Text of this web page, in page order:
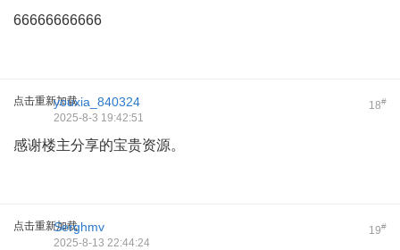
66666666666
点击重新加载 18#
youxia_840324
2025-8-3 19:42:51
感谢楼主分享的宝贵资源。
点击重新加载 19#
Serghmv
2025-8-13 22:44:24